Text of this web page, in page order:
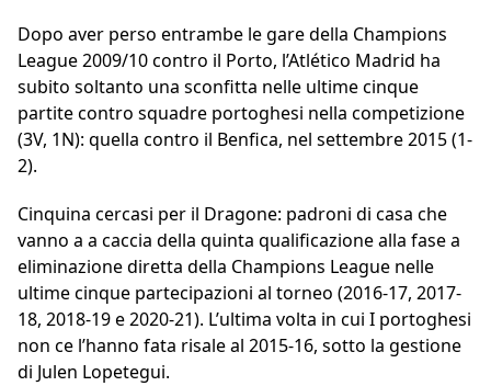
Dopo aver perso entrambe le gare della Champions
League 2009/10 contro il Porto, l’Atlético Madrid ha
subito soltanto una sconfitta nelle ultime cinque
partite contro squadre portoghesi nella competizione
(3V, 1N): quella contro il Benfica, nel settembre 2015 (1-
2).
Cinquina cercasi per il Dragone: padroni di casa che
vanno a a caccia della quinta qualificazione alla fase a
eliminazione diretta della Champions League nelle
ultime cinque partecipazioni al torneo (2016-17, 2017-
18, 2018-19 e 2020-21). L’ultima volta in cui I portoghesi
non ce l’hanno fata risale al 2015-16, sotto la gestione
di Julen Lopetegui.